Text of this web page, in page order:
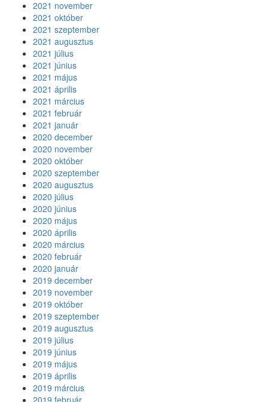
2021 november
2021 október
2021 szeptember
2021 augusztus
2021 július
2021 június
2021 május
2021 április
2021 március
2021 február
2021 január
2020 december
2020 november
2020 október
2020 szeptember
2020 augusztus
2020 július
2020 június
2020 május
2020 április
2020 március
2020 február
2020 január
2019 december
2019 november
2019 október
2019 szeptember
2019 augusztus
2019 július
2019 június
2019 május
2019 április
2019 március
2019 február